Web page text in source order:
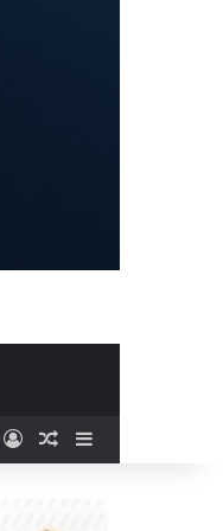
AccesoPublicación al